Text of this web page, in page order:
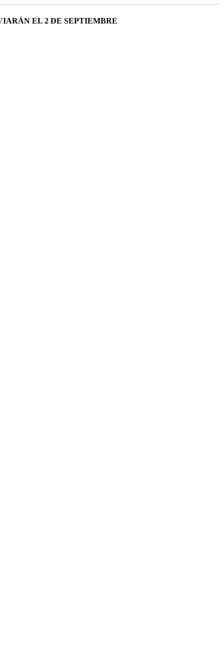
EL 2 DE SEPTIEMBRE